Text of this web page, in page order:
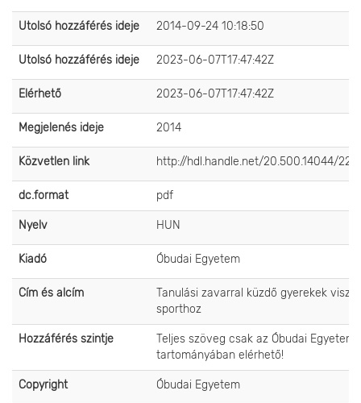
Utolsó hozzáférés ideje 2014-09-24 10:18:50
Utolsó hozzáférés ideje 2023-06-07T17:47:42Z
Elérhető 2023-06-07T17:47:42Z
Megjelenés ideje 2014
Közvetlen link http://hdl.handle.net/20.500.14044/
dc.format pdf
Nyelv HUN
Kiadó Óbudai Egyetem
Cím és alcím
Tanulási zavarral küzdő gyerekek
sporthoz
Hozzáférés szintje
Teljes szöveg csak az Óbudai Egyetem
tartományában elérhető!
Copyright Óbudai Egyetem